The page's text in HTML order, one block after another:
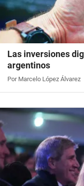
Las inversiones
argentinos
Por Marcelo López Álvarez